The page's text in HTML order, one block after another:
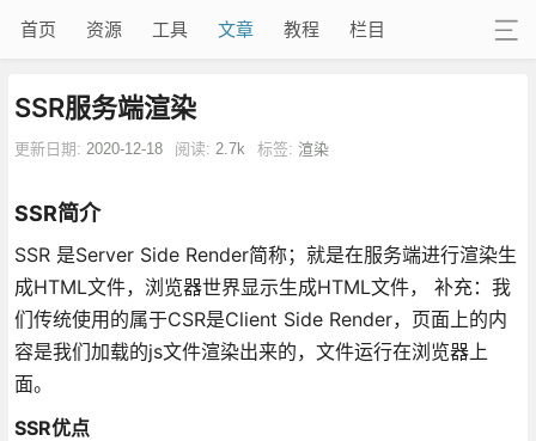
首页 资源 工具 文章 教程 栏目
SSR服务端渲染
更新日期: 2020-12-18 阅读: 2.7k 标签: 渲染
SSR简介
SSR 是Server Side Render简称；就是在服务端进行渲染生
成HTML文件，浏览器世界显示生成HTML文件， 补充：我
们传统使用的属于CSR是Client Side Render，页面上的内
容是我们加载的js文件渲染出来的，文件运行在浏览器上
面。
SSR优点